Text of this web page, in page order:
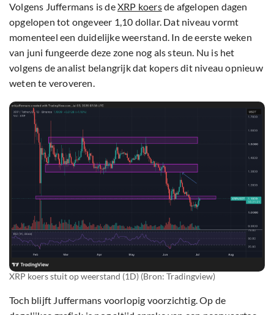
Volgens Juffermans is deXRP koersde afgelopen dagen
opgelopen tot ongeveer 1,10 dollar. Dat niveau vormt
momenteel een duidelijke weerstand. In de eerste weken
van juni fungeerde deze zone nog als steun. Nu is het
volgens de analist belangrijk dat kopers dit niveau opnieuw
weten te veroveren.
XRP koers stuit op weerstand (1D) (Bron: Tradingview)
Toch blijft Juffermans voorlopig voorzichtig. Op de